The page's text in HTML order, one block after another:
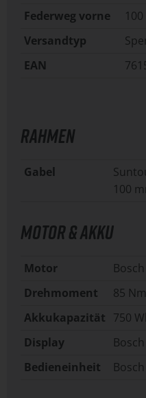
Federweg vorne
Versandtyp
EAN
RAHMEN
Gabel
100
MOTOR & AKKU
Motor
Drehmoment
85 Nm
Akkukapazität 750
Display
Bedieneinheit